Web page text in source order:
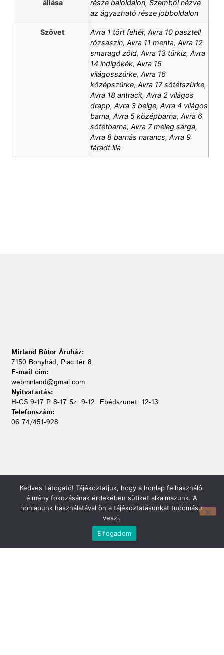
állása része baloldalon, Szemből nézve
az ágyazható része jobboldalon
Szövet Avra 1 tört fehér, Avra 10 pasztell
rózsaszín, Avra 11 menta, Avra 12
smaragd zöld, Avra 13 türkiz, Avra
14 indigókék, Avra 15
világosszürke, Avra 16
középszürke, Avra 17 sötétszürke,
Avra 18 antracit, Avra 2 világos
drapp, Avra 3 beige, Avra 4 világos
barna, Avra 5 középbarna, Avra 6
sötétbarna, Avra 7 meleg sárga,
Avra 8 barnás narancs, Avra 9
fáradt lila
Mirland Bútor Áruház:
7150 Bonyhád, Piac tér 8.
E-mail cím:
webmirland@gmail.com
Nyitvatartás:
H-CS 9-17 P 8-17 Sz: 9-12 Ebédszünet: 12-13
Telefonszám:
06 74/451-928
Kedves Látogató! Tájékoztatjuk, hogy a honlap felhasználói
élmény fokozásának érdekében sütiket alkalmazunk. A
honlapunk használatával ön a tájékoztatásunkat tudomásul
veszi.
Elfogadom